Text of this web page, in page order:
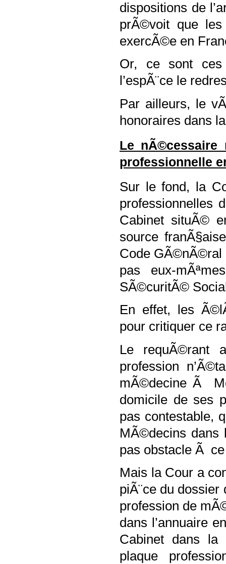
dispositions de
prÃ©voit que les
exercÃ©e en
Or, ce sont ces
l’espÃ¨ce le
Par ailleurs, le
honoraires dans
Le nÃ©cessaire
professionnelle
Sur le fond, la
professionnelles
Cabinet situÃ©
source
Code GÃ©nÃ©ral
pas eux-
SÃ©curitÃ©
En effet, les
pour critiquer ce
Le requÃ©rant
profession
mÃ©decine Ã
domicile de ses
pas contestable,
MÃ©decins dans
pas obstacle Ã
Mais la Cour a
piÃ¨ce du
profession de
dans l’annuaire
Cabinet dans la
plaque